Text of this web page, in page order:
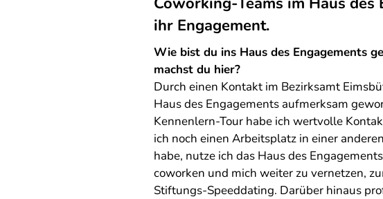
ihr Engagement.
Wie bist du ins Haus des Engagements
machst du hier?
Durch einen Kontakt im Bezirksamt
Haus des Engagements aufmerksam
Kennenlern-Tour habe ich wertvolle
ich noch einen Arbeitsplatz in einer
habe, nutze ich das Haus des
coworken und mich weiter zu vernetzen,
Stiftungs-Speeddating. Darüber hinaus